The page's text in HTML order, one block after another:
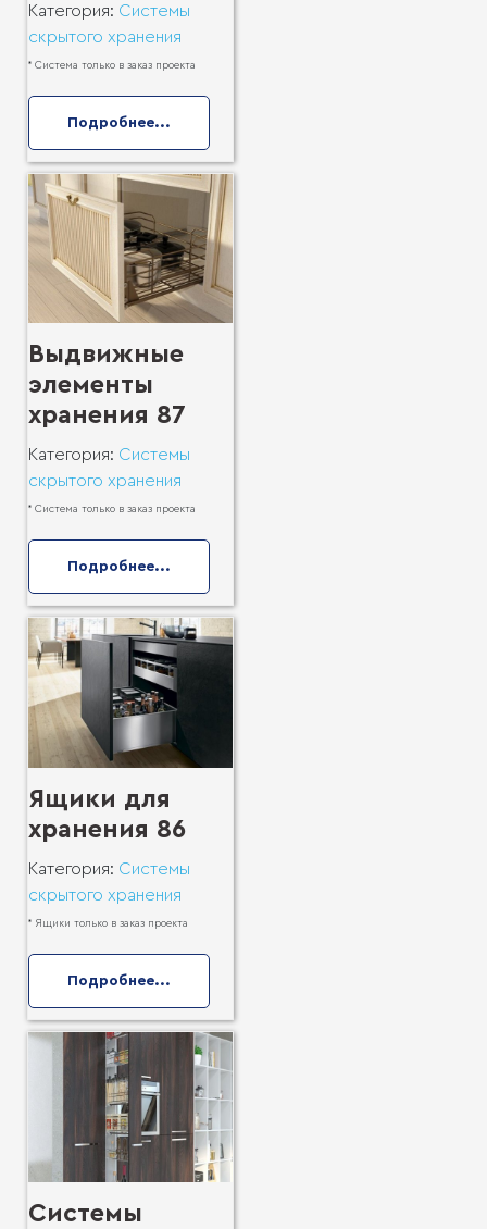
Категория: Системы
скрытого хранения
* Система только в заказ проекта
Подробнее...
Выдвижные
элементы
хранения 87
Категория: Системы
скрытого хранения
* Система только в заказ проекта
Подробнее...
Ящики для
хранения 86
Категория: Системы
скрытого хранения
* Ящики только в заказ проекта
Подробнее...
Системы